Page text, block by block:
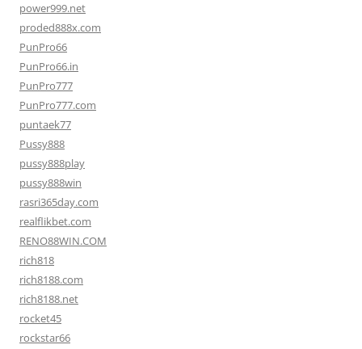
power999.net
proded888x.com
PunPro66
PunPro66.in
PunPro777
PunPro777.com
puntaek77
Pussy888
pussy888play
pussy888win
rasri365day.com
realflikbet.com
RENO88WIN.COM
rich818
rich8188.com
rich8188.net
rocket45
rockstar66